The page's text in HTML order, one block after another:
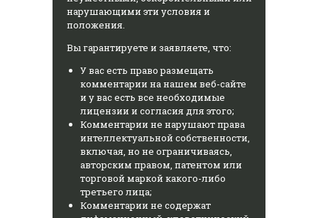
нарушающими эти условия и
положения.
Вы гарантируете и заявляете, что:
У вас есть право размещать
комментарии на нашем веб-сайте
и у вас есть все необходимые
лицензии и согласия для этого;
Комментарии не нарушают права
интеллектуальной собственности,
включая, но не ограничиваясь,
авторским правом, патентом или
торговой маркой какого-либо
третьего лица;
Комментарии не содержат